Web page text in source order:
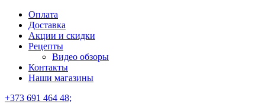
Оплата
Доставка
Акции и скидки
Рецепты
Видео обзоры
Контакты
Наши магазины
+373 691 464 48;